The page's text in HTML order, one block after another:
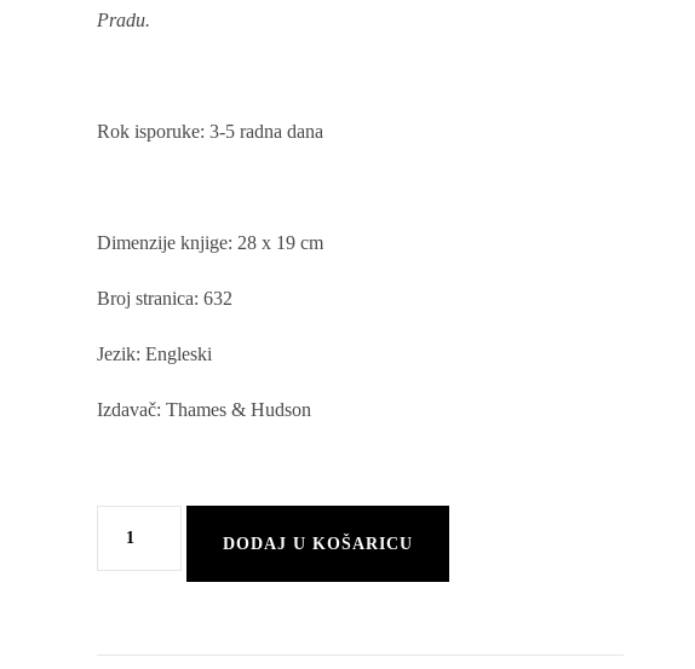
Pradu.
Rok isporuke: 3-5 radna dana
Dimenzije knjige: 28 x 19 cm
Broj stranica: 632
Jezik: Engleski
Izdavač: Thames & Hudson
Catwalk
DODAJ U KOŠARICU